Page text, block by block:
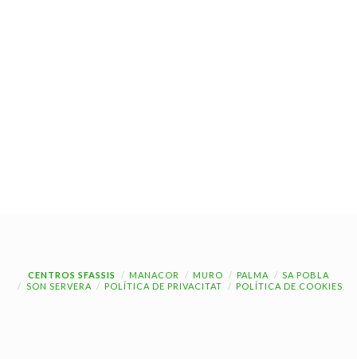
CENTROS SFASSIS MANACOR MURO PALMA
SA POBLA
SON SERVERA
POLÍTICA DE PRIVACITAT POLÍTICA DE COOKIES